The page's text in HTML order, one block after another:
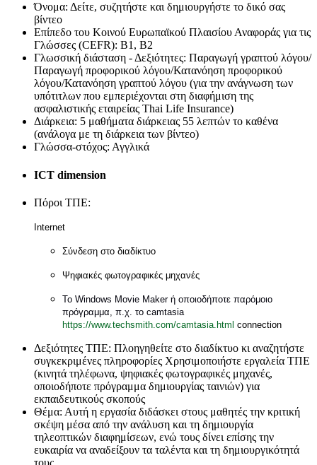
Όνομα: Δείτε, συζητήστε και δημιουργήστε το δικό σας
βίντεο
Επίπεδο του Κοινού Ευρωπαϊκού Πλαισίου Αναφοράς για τις
Γλώσσες (CEFR): B1, B2
Γλωσσική διάσταση - Δεξιότητες: Παραγωγή γραπτού λόγου/
Παραγωγή προφορικού λόγου/Κατανόηση προφορικού
λόγου/Κατανόηση γραπτού λόγου (για την ανάγνωση των
υπότιτλων που εμπεριέχονται στη διαφήμιση της
ασφαλιστικής εταιρείας Thai Life Insurance)
Διάρκεια: 5 μαθήματα διάρκειας 55 λεπτών το καθένα
(ανάλογα με τη διάρκεια των βίντεο)
Γλώσσα-στόχος: Αγγλικά
ICT dimension
Πόροι ΤΠΕ:
Internet
Σύνδεση στο διαδίκτυο
Ψηφιακές φωτογραφικές μηχανές
Το Windows Movie Maker ή οποιοδήποτε παρόμοιο
πρόγραμμα, π.χ. το camtasia
https://www.techsmith.com/camtasia.html connection
Δεξιότητες ΤΠΕ: Πλοηγηθείτε στο διαδίκτυο κι αναζητήστε
συγκεκριμένες πληροφορίες Χρησιμοποιήστε εργαλεία ΤΠΕ
(κινητά τηλέφωνα, ψηφιακές φωτογραφικές μηχανές,
οποιοδήποτε πρόγραμμα δημιουργίας ταινιών) για
εκπαιδευτικούς σκοπούς
Θέμα: Αυτή η εργασία διδάσκει στους μαθητές την κριτική
σκέψη μέσα από την ανάλυση και τη δημιουργία
τηλεοπτικών διαφημίσεων, ενώ τους δίνει επίσης την
ευκαιρία να αναδείξουν τα ταλέντα και τη δημιουργικότητά
τους